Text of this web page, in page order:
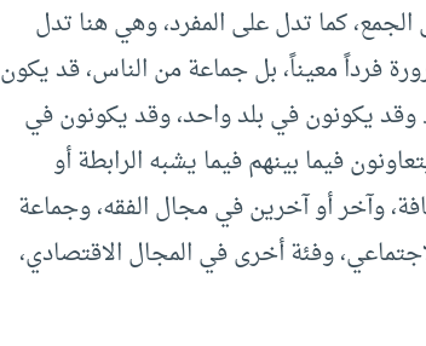
كما تدل على المفرد، وهي هنا تدل
فرداً معيناً، بل جماعة من الناس، قد يكون
. . وقد يكونون في بلد واحد، وقد يكونون في
فيما بينهم فيما يشبه الرابطة أو
وآخر أو آخرين في مجال الفقه، وجماعة
وفئة أخرى في المجال الاقتصادي،